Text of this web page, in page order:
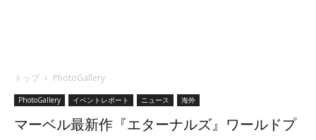
トップ PhotoGallery
PhotoGallery イベントレポート ニュース 海外
マーベル最新作『エターナルズ』ワールドプ